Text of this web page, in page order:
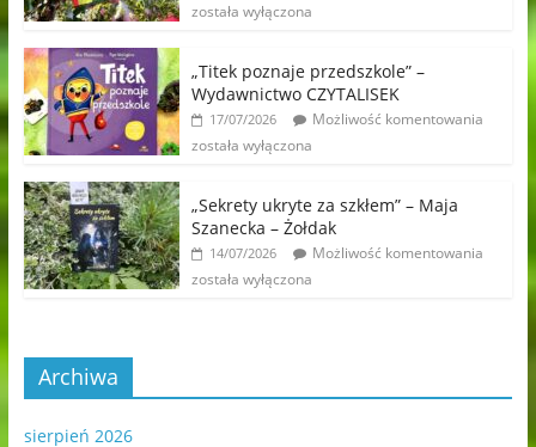
została wyłączona
„Titek poznaje przedszkole” –
Wydawnictwo CZYTALISEK
17/07/2026
Możliwość komentowania
została wyłączona
„Sekrety ukryte za szkłem” – Maja
Szanecka – Żołdak
14/07/2026
Możliwość komentowania
została wyłączona
Archiwa
sierpień 2026